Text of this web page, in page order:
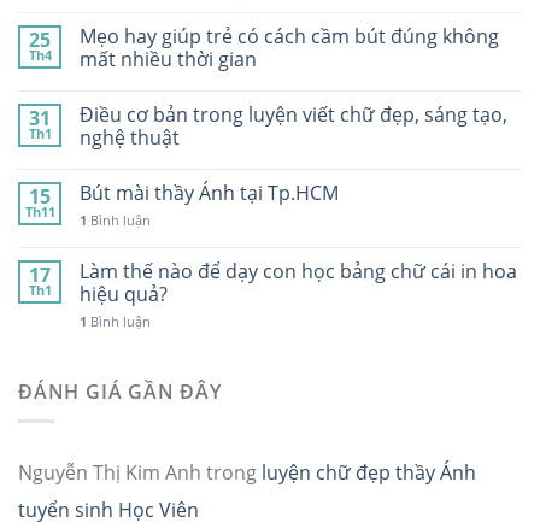
25
Th4
Mẹo hay giúp trẻ có cách cầm bút đúng không
mất nhiều thời gian
31
Th1
Điều cơ bản trong luyện viết chữ đẹp, sáng tạo,
nghệ thuật
15
Th11
Bút mài thầy Ánh tại Tp.HCM
1 Bình luận
17
Th1
Làm thế nào để dạy con học bảng chữ cái in hoa
hiệu quả?
1 Bình luận
ĐÁNH GIÁ GẦN ĐÂY
Nguyễn Thị Kim Anh trong luyện chữ đẹp thầy Ánh
tuyển sinh Học Viên